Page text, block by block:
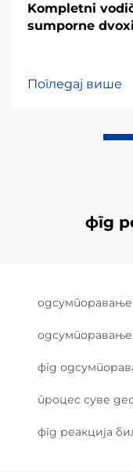
Kompletni
sumporne
Погледај више
фгд
одсумпоравање
одсумпоравање
фгд
процес суве
фгд реакција